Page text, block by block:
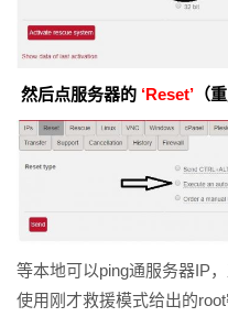
然后点服务器的 ‘Reset’ （
等本地可以ping通服务器IP
使用刚才救援模式给出的